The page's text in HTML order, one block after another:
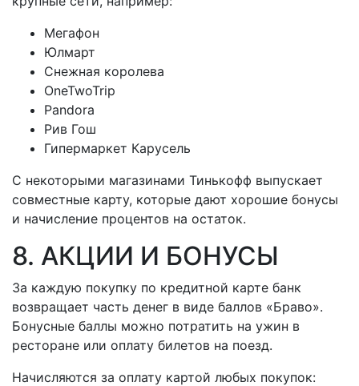
Мегафон
Юлмарт
Снежная королева
OneTwoTrip
Pandora
Рив Гош
Гипермаркет Карусель
С некоторыми магазинами Тинькофф выпускает
совместные карту, которые дают хорошие бонусы
и начисление процентов на остаток.
8. АКЦИИ И БОНУСЫ
За каждую покупку по кредитной карте банк
возвращает часть денег в виде баллов «Браво».
Бонусные баллы можно потратить на ужин в
ресторане или оплату билетов на поезд.
Начисляются за оплату картой любых покупок: